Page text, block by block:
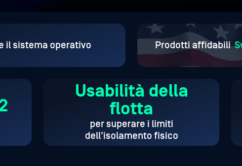
il sistema operativo Prodotti affidabili
Usabilità della
flotta
per superare i limiti
dell'isolamento fisico